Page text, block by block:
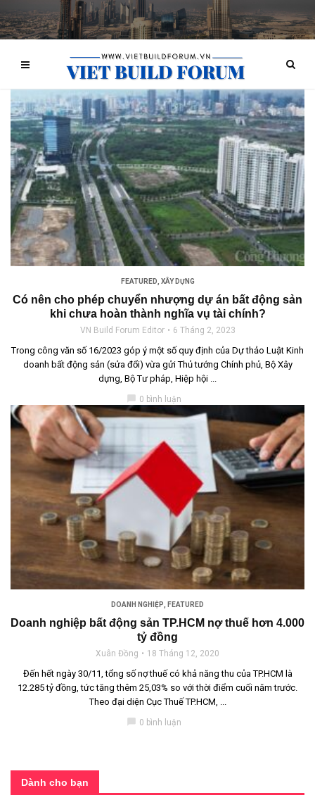
FEATURED, XÂY DỰNG
Có nên cho phép chuyển nhượng dự án bất động sản
khi chưa hoàn thành nghĩa vụ tài chính?
VN Build Forum Editor 6 Tháng 2, 2023
Trong công văn số 16/2023 góp ý một số quy định của Dự thảo Luật Kinh
doanh bất động sản (sửa đổi) vừa gửi Thủ tướng Chính phủ, Bộ Xây
dựng, Bộ Tư pháp, Hiệp hội ...
chat_bubble 0 bình luận
DOANH NGHIỆP FEATURED
Doanh nghiệp bất động sản TP.HCM nợ thuế hơn 4.000
tỷ đồng
Xuân Đồng 18 Tháng 12, 2020
Đến hết ngày 30/11, tổng số nợ thuế có khả năng thu của TP.HCM là
12.285 tỷ đồng, tức tăng thêm 25,03% so với thời điểm cuối năm trước.
Theo đại diện Cục Thuế TP.HCM, ...
0 bình luận
Dành cho bạn